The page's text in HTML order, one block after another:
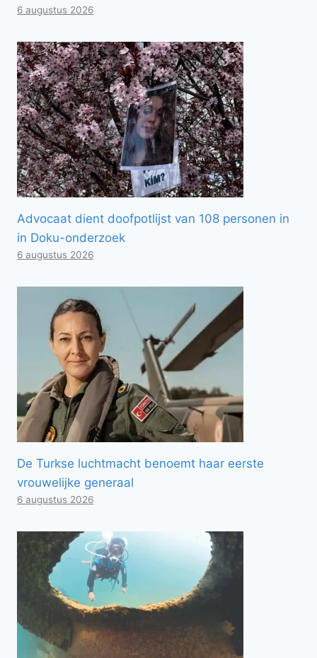
6 augustus 2026
Advocaat dient doofpotlijst van 108 personen in
in Doku-onderzoek
6 augustus 2026
De Turkse luchtmacht benoemt haar eerste
vrouwelijke generaal
6 augustus 2026